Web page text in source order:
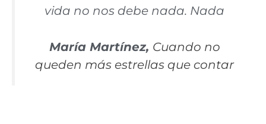
vida no nos debe nada. Nada
María Martínez, Cuando no
queden más estrellas que contar